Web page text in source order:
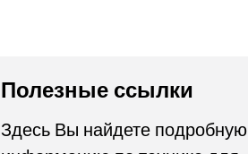
Полезные ссылки
Здесь Вы найдете подробную